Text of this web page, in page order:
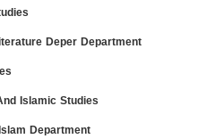
Deper Department
Islamic Studies
Department